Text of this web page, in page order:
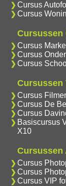
Cursus
Cursus
Cursussen
Cursus
Cursus
Cursus
Cursussen
Cursus
Cursus De
Cursus
Basiscursus
X10
Cursussen
Cursus
Cursus
Cursus VIP